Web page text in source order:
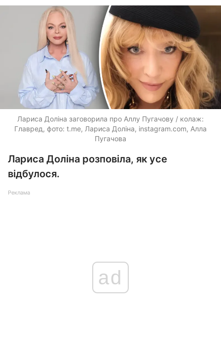
Лариса Доліна заговорила про Аллу Пугачову / колаж:
Главред, фото: t.me, Лариса Доліна, instagram.com, Алла
Пугачова
Лариса Доліна розповіла, як усе
відбулося.
Реклама
ad